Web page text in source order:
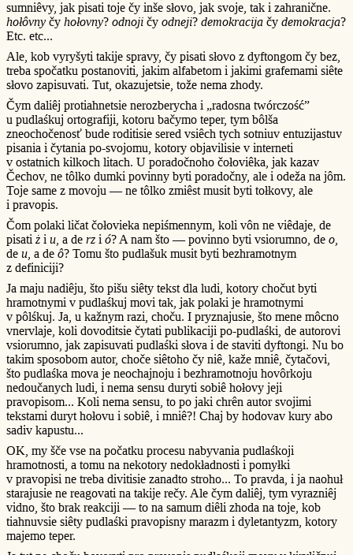
sumniêvy, jak pisati toje čy inše słovo, jak svoje, tak i zahranične.
hołôvny čy hołovny? odnoji čy odneji? demokracija čy demokracja?
Etc. etc...
Ale, kob vyryšyti takije spravy, čy pisati słovo z dyftongom čy bez,
treba spočatku postanoviti, jakim alfabetom i jakimi grafemami siête
słovo zapisuvati. Tut, okazujetsie, tože nema zhody.
Čym daliêj protiahnetsie nerozberycha i „radosna twórczość”
u pudlaśkuj ortografiji, kotoru bačymo teper, tym bôlša
zneochočenosť bude roditisie sered vsiêch tych sotniuv entuzijastuv
pisania i čytania po-svojomu, kotory objavilisie v interneti
v ostatnich kilkoch litach. U poradočnoho čołoviêka, jak kazav
Čechov, ne tôlko dumki povinny byti poradočny, ale i odeža na jôm.
Toje same z movoju — ne tôlko zmiêst musit byti tołkovy, ale
i pravopis.
Čom polaki ličat čołovieka nepiśmennym, koli vôn ne viêdaje, de
pisati ż i u , a de rz i ó? A nam što — povinno byti vsiorumno, de o
de u , a de ô? Tomu što pudlašuk musit byti bezhramotnym
z definiciji?
Ja maju nadiêju, što pišu siêty tekst dla ludi, kotory chočut byti
hramotnymi v pudlaśkuj movi tak, jak polaki je hramotnymi
v pôlśkuj. Ja, u kažnym razi, choču. I pryznajusie, što mene môcno
vnervlaje, koli dovoditsie čytati publikaciji po-pudlaśki, de autorovi
vsiorumno, jak zapisuvati pudlaśki słova i de staviti dyftongi. Nu bo
takim sposobom autor, choče siêtoho čy niê, kaže mniê, čytačovi,
što pudlaśka mova je neochajnoju i bezhramotnoju hovôrkoju
nedoučanych ludi, i nema sensu duryti sobiê hołovy jeji
pravopisom... Koli nema sensu, to po jaki chrên autor svojimi
tekstami duryt hołovu i sobiê, i mniê?! Chaj by hodovav kury abo
sadiv kapustu...
OK, my šče vse na počatku procesu nabyvania pudlaśkoji
hramotnosti, a tomu na nekotory nedokładnosti i pomyłki
v pravopisi ne treba divitisie zanadto stroho... To pravda, i ja naohuł
starajusie ne reagovati na takije rečy. Ale čym daliêj, tym vyrazniêj
vidno, što brak reakciji — to na samum diêli zhoda na toje, kob
tiahnuvsie siêty pudlaśki pravopisny marazm i dyletantyzm, kotory
majemo teper.